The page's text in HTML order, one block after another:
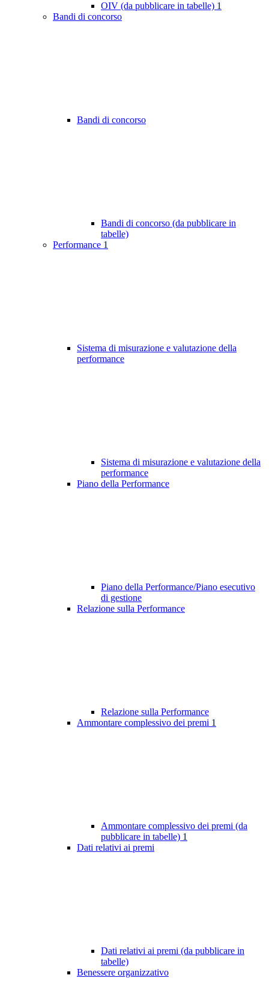
OIV (da pubblicare in tabelle) 1
Bandi di concorso
Bandi di concorso
Bandi di concorso (da pubblicare in
tabelle)
Performance 1
Sistema di misurazione e valutazione della
performance
Sistema di misurazione e valutazione della
performance
Piano della Performance
Piano della Performance/Piano esecutivo
di gestione
Relazione sulla Performance
Relazione sulla Performance
Ammontare complessivo dei premi 1
Ammontare complessivo dei premi (da
pubblicare in tabelle) 1
Dati relativi ai premi
Dati relativi ai premi (da pubblicare in
tabelle)
Benessere organizzativo